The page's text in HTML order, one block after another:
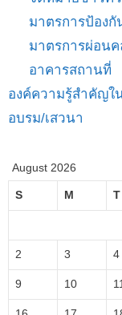
มาตรการป้องกั
มาตรการผ่อนค
อาคารสถานที่
องค์ความรู้สำคัญใ
อบรม/เสวนา
August 2026
S M T
2 3 4
9 10 11